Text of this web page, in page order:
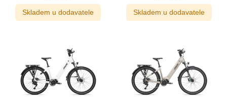
Skladem u dodavatele Skladem u dodavatele